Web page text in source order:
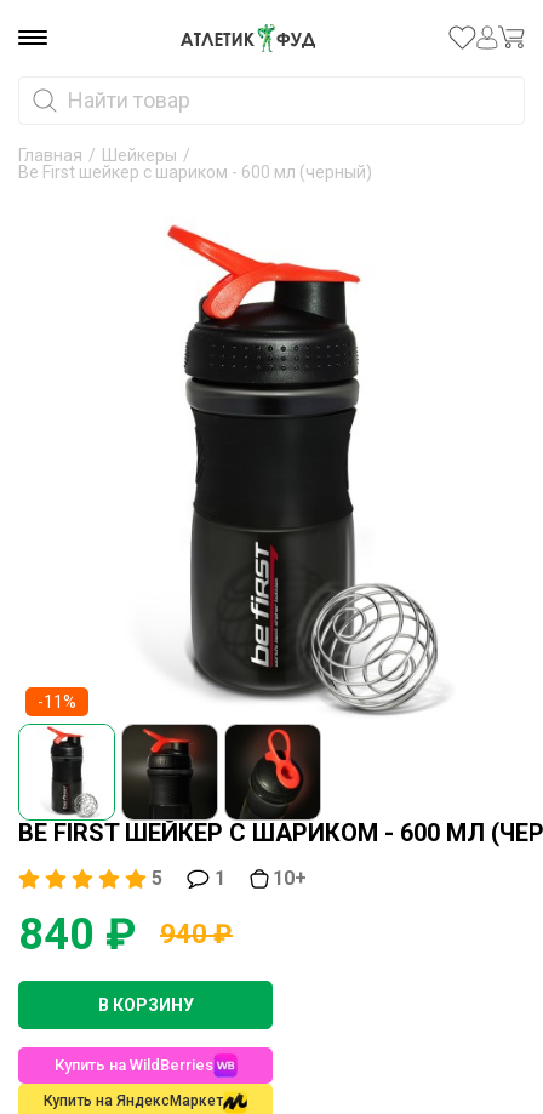
Главная / Шейкеры /
Be First шейкер с шариком - 600 мл (черный)
-11%
BE FIRST ШЕЙКЕР С ШАРИКОМ - 600 МЛ
5 1 10+
840 ₽ 940 ₽
В КОРЗИНУ
Купить на WildBerries
Купить на ЯндексМаркет